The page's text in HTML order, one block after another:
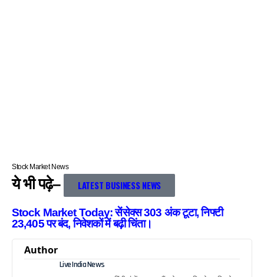
Stock Market News
ये भी पढ़े– LATEST BUSINESS NEWS
Stock Market Today: सेंसेक्स 303 अंक टूटा, निफ्टी
23,405 पर बंद, निवेशकों में बढ़ी चिंता।
Author
Live India News